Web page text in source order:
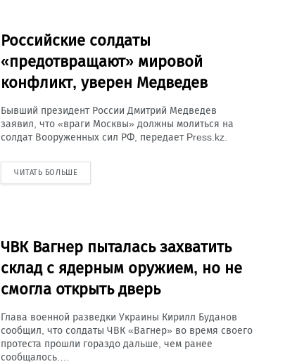
Российские солдаты
«предотвращают» мировой
конфликт, уверен Медведев
Бывший президент России Дмитрий Медведев
заявил, что «враги Москвы» должны молиться на
солдат Вооруженных сил РФ, передает Press.kz.
ЧИТАТЬ БОЛЬШЕ
ЧВК Вагнер пыталась захватить
склад с ядерным оружием, но не
смогла открыть дверь
Глава военной разведки Украины Кирилл Буданов
сообщил, что солдаты ЧВК «Вагнер» во время своего
протеста прошли гораздо дальше, чем ранее
сообщалось.…